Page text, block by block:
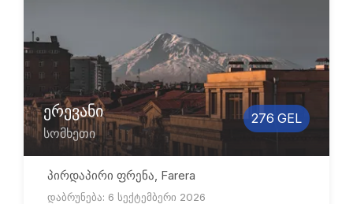
ერევანი
სომხეთი
276 GEL
პირდაპირი ფრენა, Farera
დაბრუნება: 6 სექტემბერი 2026